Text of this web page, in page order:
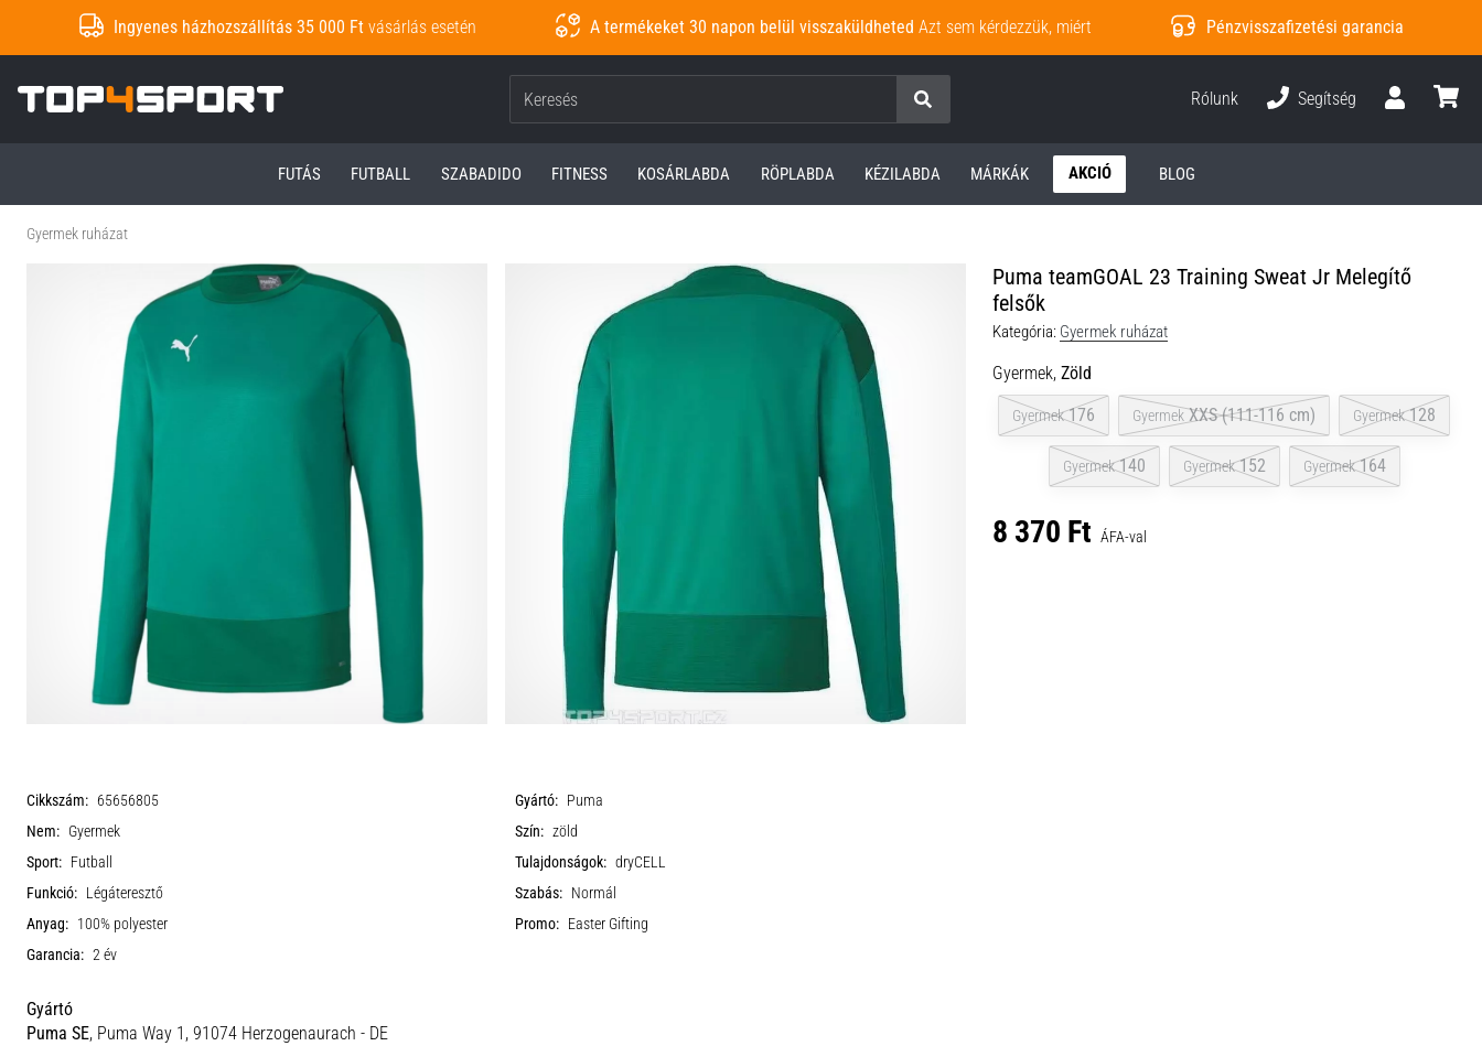
Ingyenes házhozszállítás 35 000 Ft vásárlás esetén A termékeket 30 napon belül visszaküldheted Azt sem kérdezzük, miért Pénzvisszafizetési garancia
Top4Sport.hu
Keresés
Rólunk
Segítség
FUTÁS FUTBALL SZABADIDO FITNESS KOSÁRLABDA RÖPLABDA KÉZILABDA MÁRKÁK AKCIÓ BLOG
Gyermek ruházat
Puma teamGOAL 23 Training Sweat Jr Melegítő
felsők
Kategória: Gyermek ruházat
Gyermek, Zöld
Gyermek 176 Gyermek XXS (111-116 cm) Gyermek 128
Gyermek 140 Gyermek 152 Gyermek 164
8 370 Ft ÁFA-val
Cikkszám: 65656805 Gyártó: Puma
Nem: Gyermek Szín: zöld
Sport: Futball Tulajdonságok: dryCELL
Funkció: Légáteresztő Szabás: Normál
Anyag: 100% polyester Promo: Easter Gifting
Garancia: 2 év
Gyártó
Puma SE, Puma Way 1, 91074 Herzogenaurach - DE